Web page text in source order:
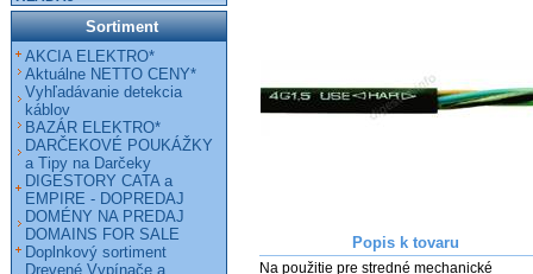
Popis k tovaru
Na použitie pre stredné mechanické
Sortiment
AKCIA ELEKTRO*
Aktuálne NETTO CENY*
Vyhľadávanie detekcia
káblov
BAZÁR ELEKTRO*
DARČEKOVÉ POUKÁŽKY
a Tipy na Darčeky
DIGESTORY CATA a
EMPIRE - DOPREDAJ
DOMÉNY NA PREDAJ
DOMAINS FOR SALE
Doplnkový sortiment
Drevené Vypínače a